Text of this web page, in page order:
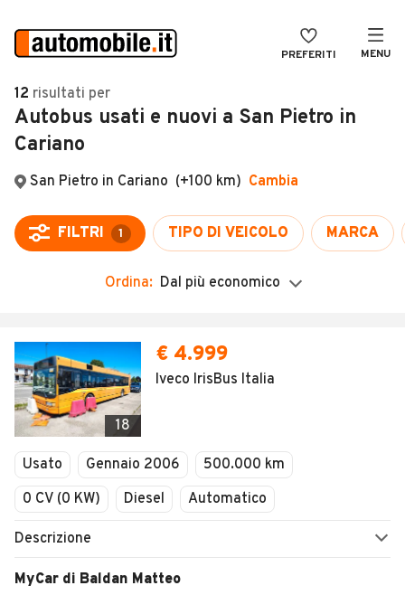
PREFERITI MENU
Auto
Auto usate
Auto Km 0
Auto Nuove
Moto
Camper
Veicoli Commerciali
Concessionari
VENDI
MAGAZINE
ACCEDI
12 risultati per
Autobus usati e nuovi a San Pietro in
Cariano
Ordina: Dal più economico
18
€ 4.999
Iveco IrisBus Italia
Usato Gennaio 2006
500.000 km
0 CV (0 KW)
Diesel Automatico
Descrizione
MyCar di Baldan Matteo